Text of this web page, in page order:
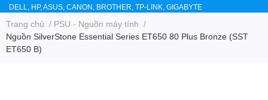
DELL, HP, ASUS, CANON, BROTHER, TP-LINK, GIGABYTE
Trang chủ / PSU - Nguồn máy tính /
Nguồn SilverStone Essential Series ET650 80 Plus Bronze (SST
ET650 B)